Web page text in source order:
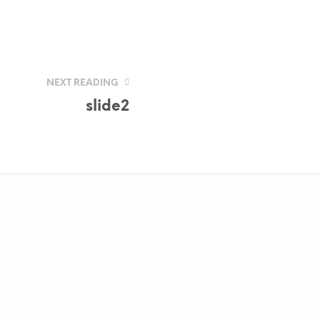
NEXT READING
slide2